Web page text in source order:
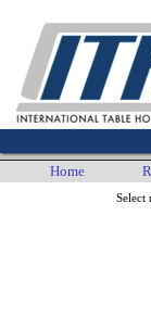
Home
Select